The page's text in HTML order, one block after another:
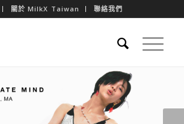
關於 MilkX Taiwan 聯絡我們